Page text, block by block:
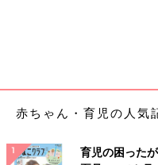
赤ちゃん・育児の人気
育児の困った